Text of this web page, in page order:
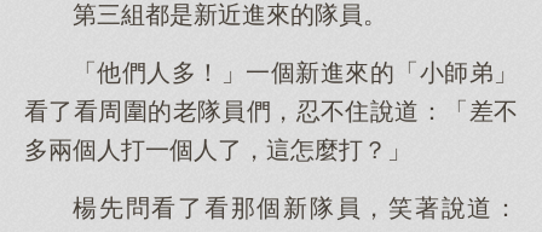
第三組都是新近進來的隊員。
「他們人多！」一個新進來的「小師弟」
看了看周圍的老隊員們，忍不住說道：「差不
多兩個人打一個人了，這怎麼打？」
楊先問看了看那個新隊員，笑著說道：